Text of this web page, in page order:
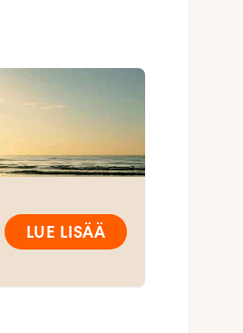
LUE LISÄÄ